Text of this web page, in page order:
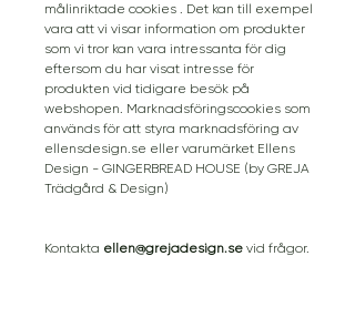
målinriktade cookies . Det kan till exempel
vara att vi visar information om produkter
som vi tror kan vara intressanta för dig
eftersom du har visat intresse för
produkten vid tidigare besök på
webshopen. Marknadsföringscookies som
används för att styra marknadsföring av
ellensdesign.se eller varumärket Ellens
Design - GINGERBREAD HOUSE (by GREJA
Trädgård & Design)
Kontakta ellen@grejadesign.se vid frågor.